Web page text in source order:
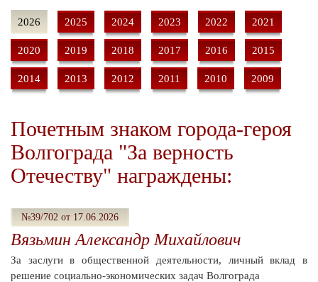
2026 2025 2024 2023 2022 2021
2020 2019 2018 2017 2016 2015
2014 2013 2012 2011 2010 2009
Почетным знаком города-героя
Волгограда "За верность
Отечеству" награждены:
№39/702 от 17.06.2026
Вязьмин Александр Михайлович
За заслуги в общественной деятельности, личный вклад в
решение социально-экономических задач Волгограда